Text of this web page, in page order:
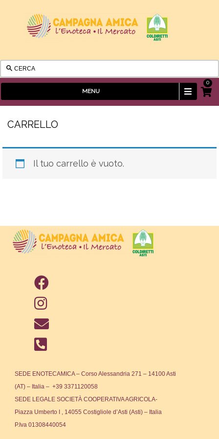
0
MENU
CARRELLO
Il tuo carrello è vuoto.
SEDE ENOTECAMICA – Corso Alessandria 271 – 14100 Asti
(AT) – Italia – +39 3371120058
SEDE LEGALE SOCIETÀ COOPERATIVA AGRICOLA-
Piazza Umberto I , 14055 Costigliole d’Asti (Asti) – Italia
P.Iva 01308440054